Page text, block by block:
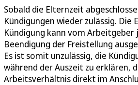
Sobald die Elternzeit
Kündigungen wieder zulässig. Die
Kündigung kann vom Arbeitgeber
Beendigung der Freistellung
Es ist somit unzulässig, die
während der Auszeit zu erklären,
Arbeitsverhältnis direkt im